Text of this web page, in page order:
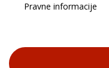
Pravne informacije